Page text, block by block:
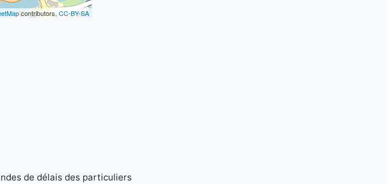
contributors, CC-BY-SA
de délais des particuliers